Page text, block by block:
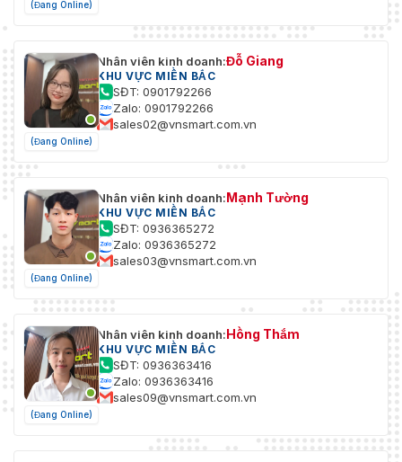
(Đang Online)
(Đang Online)
Nhân viên kinh doanh:Đỗ Giang
KHU VỰC MIỀN BẮC
SĐT: 0901792266
Zalo: 0901792266
sales02@vnsmart.com.vn
(Đang Online)
Nhân viên kinh doanh:Mạnh Tường
KHU VỰC MIỀN BẮC
SĐT: 0936365272
Zalo: 0936365272
sales03@vnsmart.com.vn
(Đang Online)
Nhân viên kinh doanh:Hồng Thắm
KHU VỰC MIỀN BẮC
SĐT: 0936363416
Zalo: 0936363416
sales09@vnsmart.com.vn